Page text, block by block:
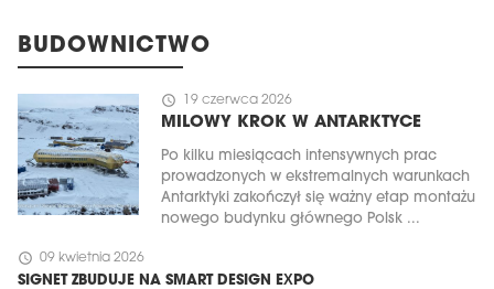
BUDOWNICTWO
schedule 19 czerwca 2026
MILOWY KROK W ANTARKTYCE
Po kilku miesiącach intensywnych prac
prowadzonych w ekstremalnych warunkach
Antarktyki zakończył się ważny etap montażu
nowego budynku głównego Polsk ...
schedule 09 kwietnia 2026
SIGNET ZBUDUJE NA SMART DESIGN EXPO